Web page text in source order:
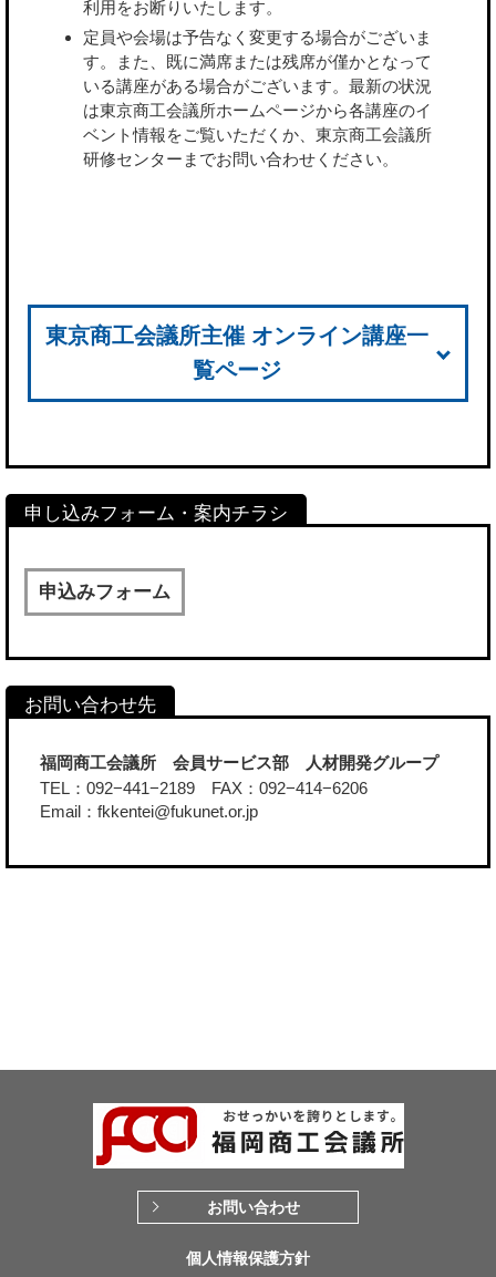
利用をお断りいたします。
定員や会場は予告なく変更する場合がございま
す。また、既に満席または残席が僅かとなって
いる講座がある場合がございます。最新の状況
は東京商工会議所ホームページから各講座のイ
ベント情報をご覧いただくか、東京商工会議所
研修センターまでお問い合わせください。
東京商工会議所主催 オンライン講座一
覧ページ
申込みフォーム
福岡商工会議所 会員サービス部 人材開発グループ
TEL：092−441−2189 FAX：092−414−6206
Email：fkkentei@fukunet.or.jp
お問い合わせ
個人情報保護方針